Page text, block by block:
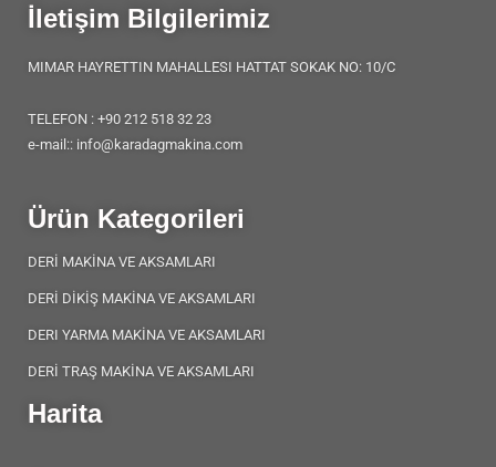
İletişim Bilgilerimiz
MIMAR HAYRETTIN MAHALLESI HATTAT SOKAK NO: 10/C
TELEFON : +90 212 518 32 23
e-mail:: info@karadagmakina.com
Ürün Kategorileri
DERİ MAKİNA VE AKSAMLARI
DERİ DİKİŞ MAKİNA VE AKSAMLARI
DERI YARMA MAKİNA VE AKSAMLARI
DERİ TRAŞ MAKİNA VE AKSAMLARI
Harita